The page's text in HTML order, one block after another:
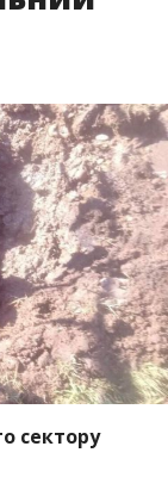
сектору